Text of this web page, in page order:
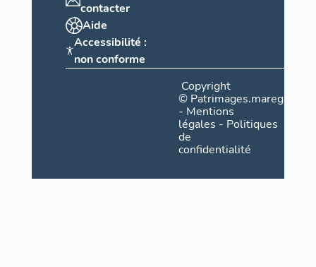
contacter
Aide
Accessibilité :
non conforme
Copyright
©
- Mentions
légales - Politiques
de
confidentialité